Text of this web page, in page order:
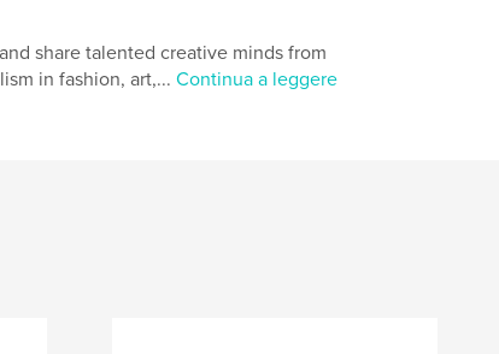
share talented creative minds from
in fashion, art,... Continua a leggere